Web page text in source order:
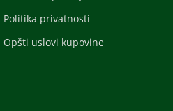
Politika privatnosti
Opšti uslovi kupovine